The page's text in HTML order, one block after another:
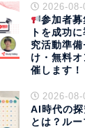
2026-08-
参加者募
トを成功
究活動準
け・無料
催します！
2026-08-
AI時代の
とは？ル